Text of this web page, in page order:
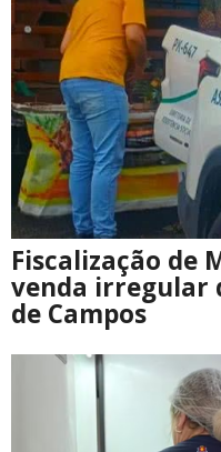
Fiscalização de
venda irregular
de Campos